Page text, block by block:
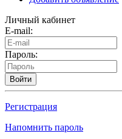
Личный кабинет
E-mail:
Пароль:
Войти
Регистрация
Напомнить пароль